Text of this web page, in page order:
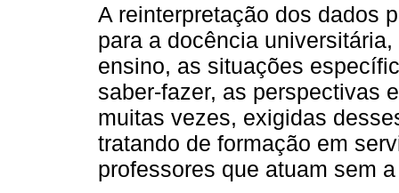
A reinterpretação dos dados
para a docência
ensino, as situações
saber-fazer, as perspectivas
muitas vezes, exigidas
tratando de formação em
professores que atuam sem